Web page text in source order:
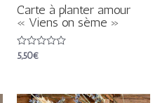
Carte à planter amour
« Viens on sème »
Note
5,50€